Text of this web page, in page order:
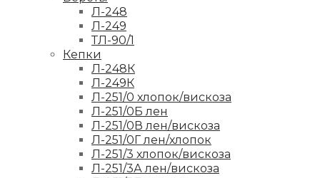
Л-248
Л-249
ТЛ-90/1
Кепки
Л-248К
Л-249К
Л-251/0 хлопок/вискоза
Л-251/0Б лен
Л-251/0В лен/вискоза
Л-251/0Г лен/хлопок
Л-251/3 хлопок/вискоза
Л-251/3А лен/вискоза